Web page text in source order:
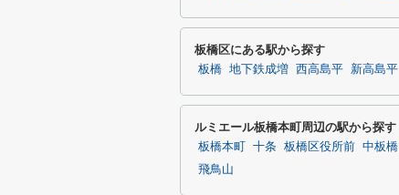
板橋区にある駅から探す
板橋 地下鉄成増 西高島平 新高島平
ルミエール板橋本町周辺の駅から探す
板橋本町 十条 板橋区役所前 中板橋
飛鳥山